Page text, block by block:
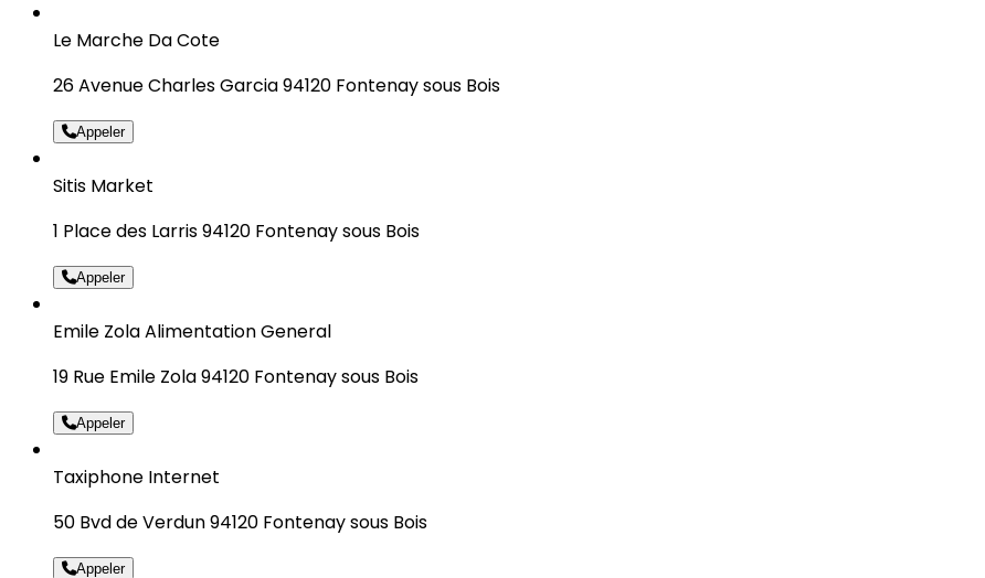
Le Marche Da Cote
26 Avenue Charles Garcia 94120 Fontenay sous Bois
Appeler
Sitis Market
1 Place des Larris 94120 Fontenay sous Bois
Appeler
Emile Zola Alimentation General
19 Rue Emile Zola 94120 Fontenay sous Bois
Appeler
Taxiphone Internet
50 Bvd de Verdun 94120 Fontenay sous Bois
Appeler